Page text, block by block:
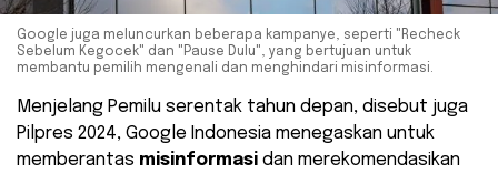
Google juga meluncurkan beberapa kampanye, seperti "Recheck
Sebelum Kegocek" dan "Pause Dulu", yang bertujuan untuk
membantu pemilih mengenali dan menghindari misinformasi.
Menjelang Pemilu serentak tahun depan, disebut juga
Pilpres 2024, Google Indonesia menegaskan untuk
memberantas misinformasi dan merekomendasikan